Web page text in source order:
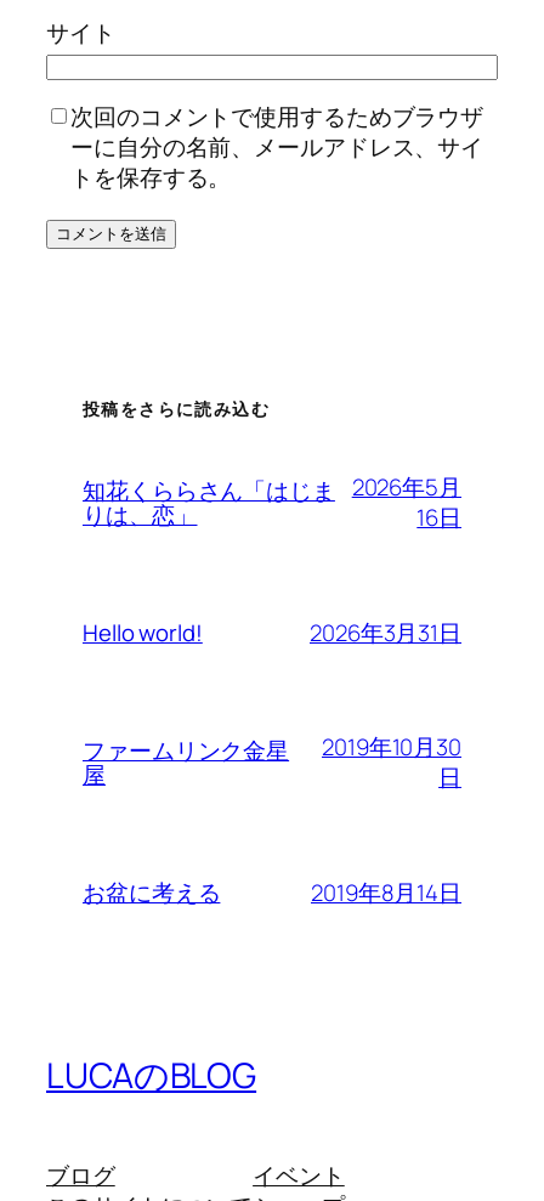
サイト
次回のコメントで使用するためブラウザ
ーに自分の名前、メールアドレス、サイ
トを保存する。
投稿をさらに読み込む
知花くららさん「はじま
りは、恋」
2026年5月
16日
Hello world! 2026年3月31日
ファームリンク金星
屋
2019年10月30
日
お盆に考える 2019年8月14日
LUCAのBLOG
ブログ
イベント